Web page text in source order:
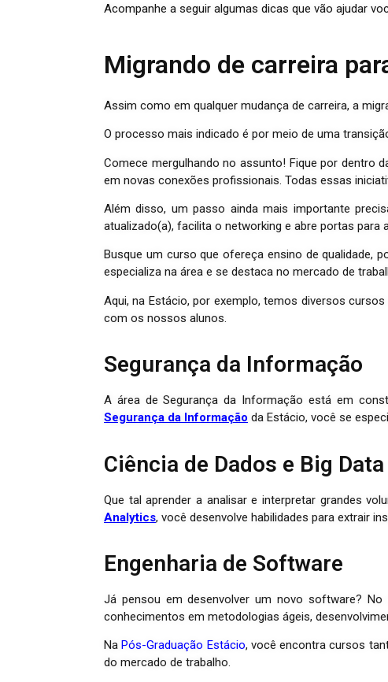
Acompanhe a seguir algumas dicas que vão ajudar
Migrando de carreira
Assim como em qualquer mudança de carreira, a
O processo mais indicado é por meio de uma
Comece mergulhando no assunto! Fique por dentro
em novas conexões profissionais. Todas essas
Além disso, um passo ainda mais importante
atualizado(a), facilita o networking e abre portas para
Busque um curso que ofereça ensino de qualidade,
especializa na área e se destaca no mercado de
Aqui, na Estácio, por exemplo, temos diversos
com os nossos alunos.
Segurança da Informação
A área de Segurança da Informação está em
Segurança da Informação da Estácio, você se
Ciência de Dados e Big
Que tal aprender a analisar e interpretar grandes
Analytics, você desenvolve habilidades para extrair
Engenharia de Software
Já pensou em desenvolver um novo software? No
conhecimentos em metodologias ágeis,
Na Pós-Graduação Estácio, você encontra cursos
do mercado de trabalho.